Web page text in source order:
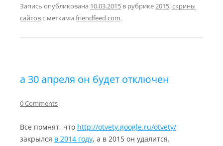
Запись опубликована 10.03.2015 в рубрике2015,скрины
сайтовс метками friendfeed.com.
а 30 апреля он будет отключен
0 Comments
Все помнят, что http://otvety.google.ru/otvety/
закрылся в 2014 году, а в 2015 он удалится.